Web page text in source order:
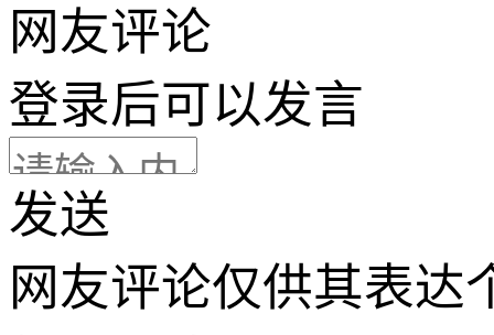
网友评论
登录后可以发言
发送
网友评论仅供其表达